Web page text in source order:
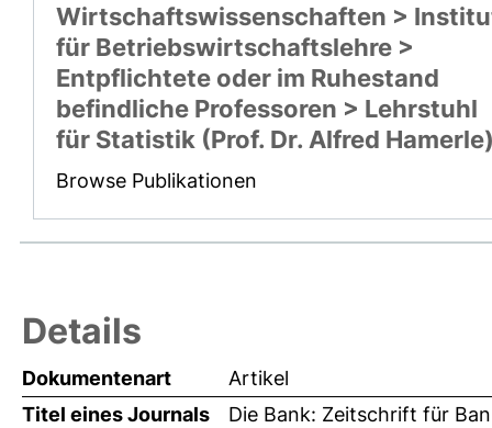
Wirtschaftswissenschaften >
für Betriebswirtschaftslehre >
Entpflichtete oder im Ruhestand
befindliche Professoren > Lehrstuhl
für Statistik (Prof. Dr. Alfred
Browse Publikationen
Details
Dokumentenart
Artikel
Titel eines Journals
Die Bank: Zeitschrift für